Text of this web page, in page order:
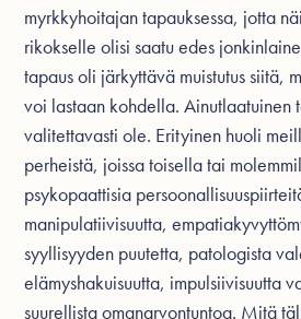
myrkkyhoitajan tapauksessa, jotta
rikokselle olisi saatu edes
tapaus oli järkyttävä muistutus siitä,
voi lastaan kohdella. Ainutlaatuinen
valitettavasti ole. Erityinen huoli
perheistä, joissa toisella tai
psykopaattisia
manipulatiivisuutta,
syyllisyyden puutetta, patologista
elämyshakuisuutta, impulsiivisuutta
suurellista omanarvontuntoa. Mitä